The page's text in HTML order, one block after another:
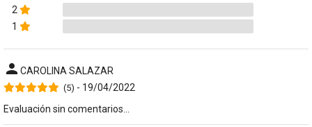
2
1
person CAROLINA SALAZAR
(5) - 19/04/2022
Evaluación sin comentarios...